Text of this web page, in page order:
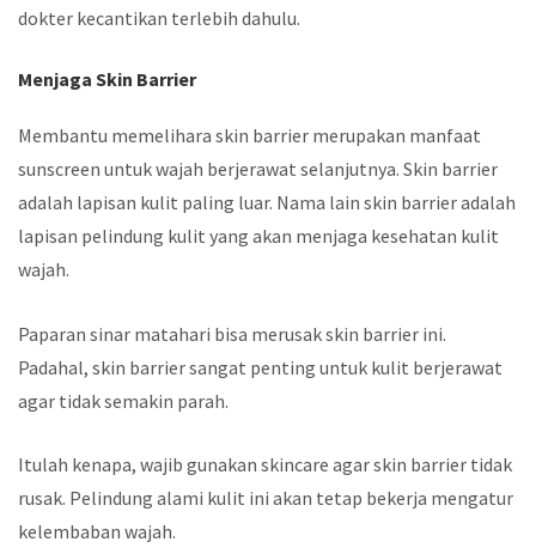
dokter kecantikan terlebih dahulu.
Menjaga Skin Barrier
Membantu memelihara skin barrier merupakan manfaat
sunscreen untuk wajah berjerawat selanjutnya. Skin barrier
adalah lapisan kulit paling luar. Nama lain skin barrier adalah
lapisan pelindung kulit yang akan menjaga kesehatan kulit
wajah.
Paparan sinar matahari bisa merusak skin barrier ini.
Padahal, skin barrier sangat penting untuk kulit berjerawat
agar tidak semakin parah.
Itulah kenapa, wajib gunakan skincare agar skin barrier tidak
rusak. Pelindung alami kulit ini akan tetap bekerja mengatur
kelembaban wajah.